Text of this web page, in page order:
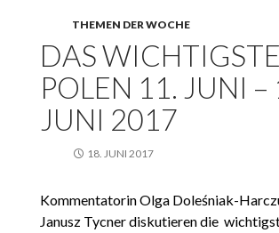
THEMEN DER WOCHE
DAS
POLEN 11. JUNI –
JUNI 2017
18. JUNI 2017
Kommentatorin Olga Doleśniak-
Janusz Tycner diskutieren die